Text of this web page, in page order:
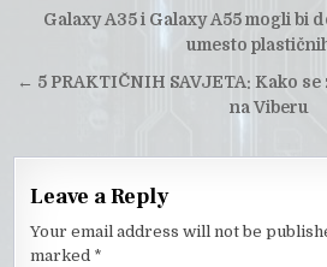
Post
navigation
Galaxy A35 i Galaxy A55 mogli bi
umesto
← 5 PRAKTIČNIH SAVJETA: Kako
na Viberu
Leave a Reply
Your email address will not be
marked *